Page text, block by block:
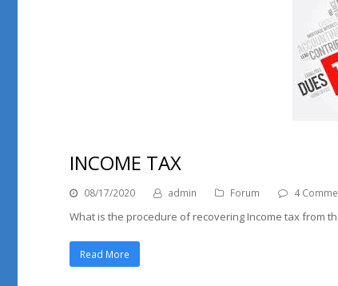
INCOME TAX
08/17/2020 admin Forum 4
What is the procedure of recovering Income tax from
Read More